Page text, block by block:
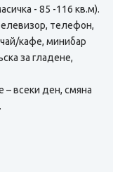
- 85 -116 кв.м).
телефон,
кафе, минибар
за гладене,
– всеки ден, смяна